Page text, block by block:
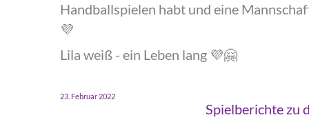
Handballspielen habt und eine
💜
‍Lila weiß - ein Leben lang 💜🤗
‍23. Februar 2022
‍Spielberichte zu